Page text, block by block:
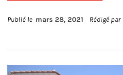
Publié le mars 28, 2021 Rédigé par